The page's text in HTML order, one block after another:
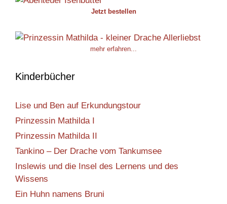
Jetzt bestellen
mehr erfahren...
Kinderbücher
Lise und Ben auf Erkundungstour
Prinzessin Mathilda I
Prinzessin Mathilda II
Tankino – Der Drache vom Tankumsee
Inslewis und die Insel des Lernens und des
Wissens
Ein Huhn namens Bruni